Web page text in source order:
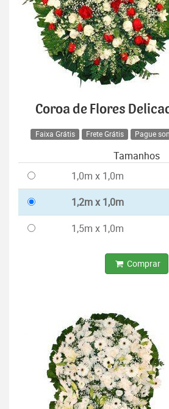
Coroa de Flores
Faixa Grátis Frete Grátis Pague
Tamanhos
1,0m x 1,0m
1,2m x 1,0m
1,5m x 1,0m
Comprar